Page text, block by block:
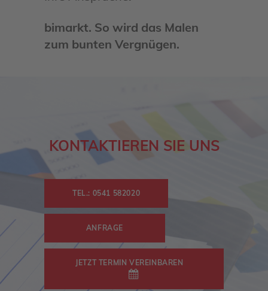
bimarkt. So wird das Malen
zum bunten Vergnügen.
KONTAKTIEREN SIE UNS
TEL.: 0541 582020
ANFRAGE
JETZT TERMIN VEREINBAREN